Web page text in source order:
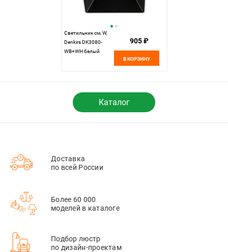
Светильник см, W,
Denkirs DK3080-
WB+WH белый
905 ₽
В КОРЗИНУ
Каталог
Доставка
по всей России
Более 60 000
моделей в каталоге
Подбор люстр
по дизайн-проектам